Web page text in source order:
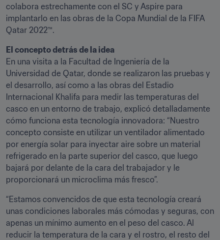
colabora estrechamente con el SC y Aspire para
implantarlo en las obras de la Copa Mundial de la FIFA
Qatar 2022™.
El concepto detrás de la idea
En una visita a la Facultad de Ingeniería de la
Universidad de Qatar, donde se realizaron las pruebas y
el desarrollo, así como a las obras del Estadio
Internacional Khalifa para medir las temperaturas del
casco en un entorno de trabajo, explicó detalladamente
cómo funciona esta tecnología innovadora: “Nuestro
concepto consiste en utilizar un ventilador alimentado
por energía solar para inyectar aire sobre un material
refrigerado en la parte superior del casco, que luego
bajará por delante de la cara del trabajador y le
proporcionará un microclima más fresco”.
“Estamos convencidos de que esta tecnología creará
unas condiciones laborales más cómodas y seguras, con
apenas un mínimo aumento en el peso del casco. Al
reducir la temperatura de la cara y el rostro, el resto del